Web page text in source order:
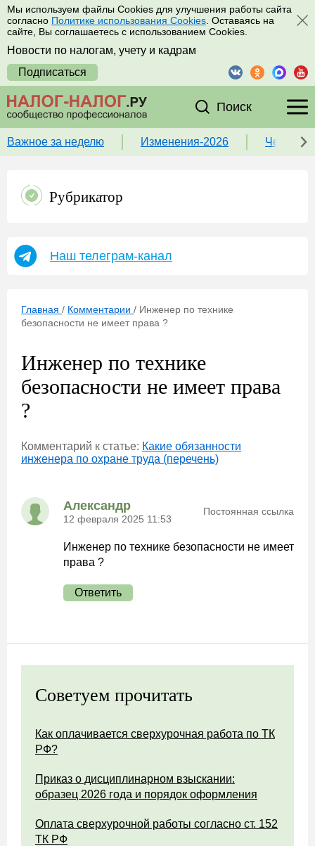
Мы используем файлы Cookies для улучшения работы сайта
согласно Политике использования Cookies . Оставаясь на
сайте, Вы соглашаетесь с использованием Cookies.
Новости по налогам, учету и кадрам
Подписаться
Поиск
Важное за неделю Изменения-2026 Чек-
Рубрикатор
Наш телеграм-канал
Главная / Комментарии / Инженер по технике
безопасности не имеет права ?
Инженер по технике
безопасности не имеет права
?
Комментарий к статье: Какие обязанности
инженера по охране труда (перечень)
Александр
12 февраля 2025 11:53
Постоянная ссылка
Инженер по технике безопасности не имеет
права ?
Ответить
Советуем прочитать
Как оплачивается сверхурочная работа по ТК
РФ?
Приказ о дисциплинарном взыскании:
образец 2026 года и порядок оформления
Оплата сверхурочной работы согласно ст. 152
ТК РФ